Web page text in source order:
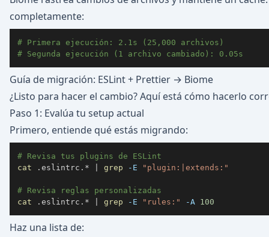
completamente:
# Primera ejecución: 2.1s (25,000 archivos)
# Segunda ejecución (1 archivo cambiado): 0.05s
Guía de migración: ESLint + Prettier → Biome
¿Listo para hacer el cambio? Aquí está cómo hacerlo
Paso 1: Evalúa tu setup actual
Primero, entiende qué estás migrando:
# Revisa tus plugins de ESLint
cat .eslintrc.* grep -E "plugin:|extends:"
# Revisa reglas personalizadas
cat .eslintrc.* grep -E "rules:" -A 100
Haz una lista de: